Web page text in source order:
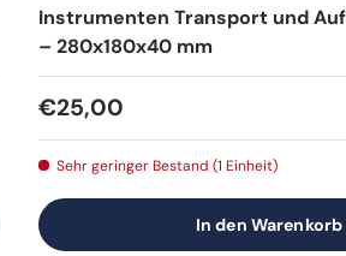
Instrumenten Transport und
– 280x180x40 mm
Normaler Preis
€25,00
Sehr geringer Bestand (1 Einheit)
In den Warenkorb